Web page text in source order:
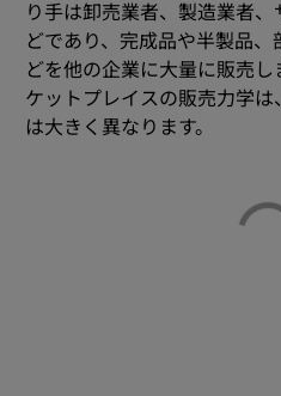
り手は卸売業者、製造業者
どであり、完成品や半製品
どを他の企業に大量に販売
ケットプレイスの販売力学
は大きく異なります。